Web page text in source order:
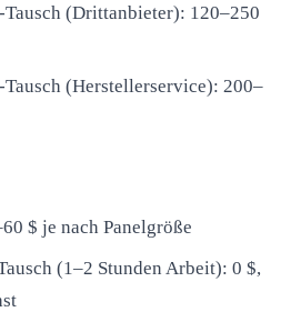
(Drittanbieter): 120–250
(Herstellerservice): 200–
$ je nach Panelgröße
(1–2 Stunden Arbeit): 0 $,